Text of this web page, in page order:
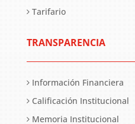
Tarifario
TRANSPARENCIA
Información Financiera
Calificación Institucional
Memoria Institucional